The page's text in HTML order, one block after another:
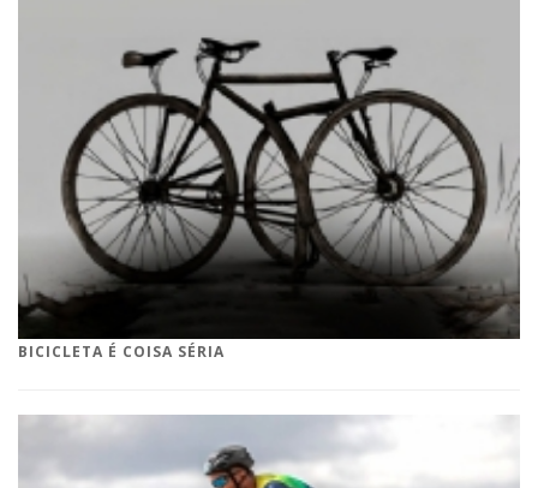
BICICLETA É COISA SÉRIA